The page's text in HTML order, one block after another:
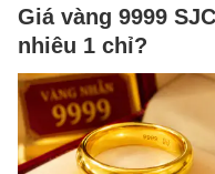
Giá vàng 9999
nhiêu 1 chỉ?